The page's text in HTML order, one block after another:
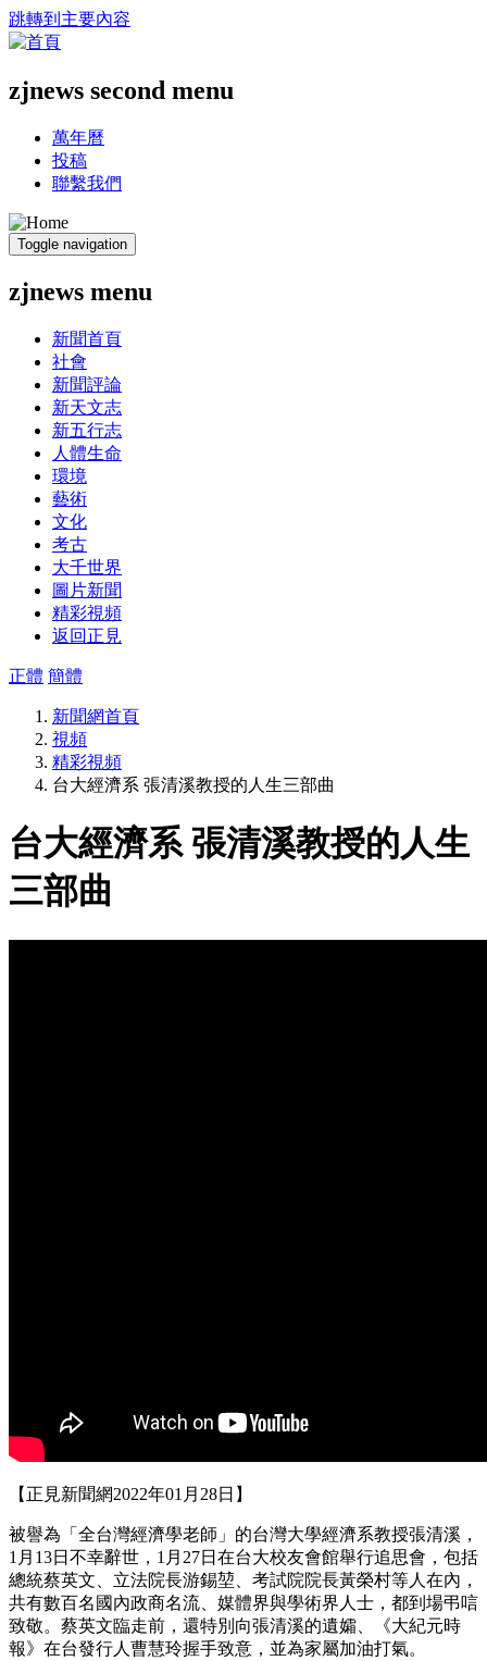
跳轉到主要內容
zjnews second menu
萬年曆
投稿
聯繫我們
Toggle navigation
zjnews menu
新聞首頁
社會
新聞評論
新天文志
新五行志
人體生命
環境
藝術
文化
考古
大千世界
圖片新聞
精彩視頻
返回正見
正體 簡體
新聞網首頁
視頻
精彩視頻
台大經濟系 張清溪教授的人生三部曲
台大經濟系 張清溪教授的人生
三部曲
【正見新聞網2022年01月28日】
被譽為「全台灣經濟學老師」的台灣大學經濟系教授張清溪，
1月13日不幸辭世，1月27日在台大校友會館舉行追思會，包括
總統蔡英文、立法院長游錫堃、考試院院長黃榮村等人在內，
共有數百名國內政商名流、媒體界與學術界人士，都到場弔唁
致敬。蔡英文臨走前，還特別向張清溪的遺孀、《大紀元時
報》在台發行人曹慧玲握手致意，並為家屬加油打氣。